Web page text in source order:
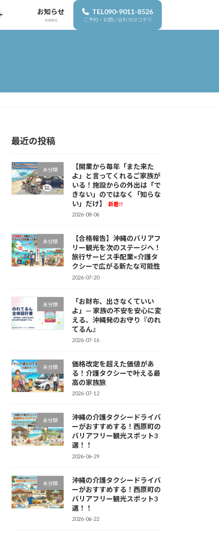
お知らせ
news
TEL090-9011-8526
ご予約・お問い合わせはコチラ
最近の投稿
未分類
【開業から毎年「また来た
よ」と言ってくれるご家族が
いる！施設からの外出は「で
きない」のではなく「知らな
い」だけ】
新着!!
2026-08-06
未分類
【合格報告】沖縄のバリアフ
リー観光を次のステージへ！
旅行サービス手配業×介護タ
クシーで広がる新たな可能性
2026-07-20
未分類
「お財布、出さなくていい
よ」— 家族の不安を安心に変
える、沖縄発のお守り『のれ
てるん』
2026-07-16
未分類
価格改定を超えた価値があ
る！介護タクシーで叶える最
高の家族旅
2026-07-12
未分類
沖縄の介護タクシードライバ
ーがおすすめする！西原町の
バリアフリー観光スポット3
選！！
2026-06-29
未分類
沖縄の介護タクシードライバ
ーがおすすめする！西原町の
バリアフリー観光スポット3
選！！
2026-06-22